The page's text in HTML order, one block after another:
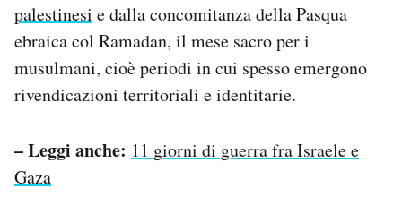
palestinesi e dalla concomitanza della Pasqua
ebraica col Ramadan, il mese sacro per i
musulmani, cioè periodi in cui spesso emergono
rivendicazioni territoriali e identitarie.
– Leggi anche: 11 giorni di guerra fra Israele e
Gaza